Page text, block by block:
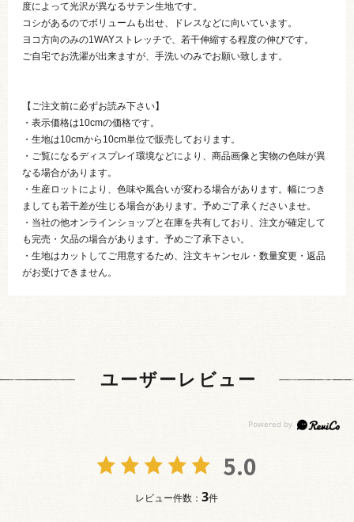
度によって光沢が異なるサテン生地です。
コシがあるのでボリュームも出せ、ドレスなどに向いています。
ヨコ方向のみの1WAYストレッチで、若干伸縮する程度の伸びです。
ご自宅でお洗濯が出来ますが、手洗いのみでお願い致します。
【ご注文前に必ずお読み下さい】
・表示価格は10cmの価格です。
・生地は10cmから10cm単位で販売しております。
・ご覧になるディスプレイ環境などにより、商品画像と実物の色味が異
なる場合があります。
・生産ロットにより、色味や風合いが変わる場合があります。幅につき
ましても若干差が生じる場合があります。予めご了承くださいませ。
・当社の他オンラインショップと在庫を共有しており、注文が確定して
も完売・欠品の場合があります。予めご了承下さい。
・生地はカットしてご用意するため、注文キャンセル・数量変更・返品
がお受けできません。
ユーザーレビュー
5.0
レビュー件数：3件